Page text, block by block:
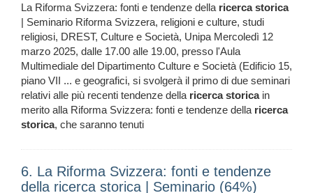
La Riforma Svizzera: fonti e tendenze della ricerca storica
| Seminario Riforma Svizzera, religioni e culture, studi
religiosi, DREST, Culture e Società, Unipa Mercoledì 12
marzo 2025, dalle 17.00 alle 19.00, presso l'Aula
Multimediale del Dipartimento Culture e Società (Edificio 15,
piano VII ... e geografici, si svolgerà il primo di due seminari
relativi alle più recenti tendenze della ricerca storicain
merito alla Riforma Svizzera: fonti e tendenze della ricerca
storica, che saranno tenuti
6. La Riforma Svizzera: fonti e tendenze
della ricerca storica | Seminario (64%)